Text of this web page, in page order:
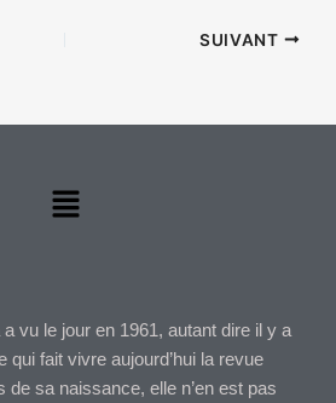
SUIVANT
Menu
a vu le jour en 1961, autant dire il y a
qui fait vivre aujourd’hui la revue
de sa naissance, elle n’en est pas